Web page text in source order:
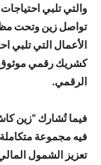
والتي تلبي
تواصل زين وتحت
الأعمال التي تلبي
كشريك رقمي موثوق
الرقمي.
فيما تُشارك “زين
فيه مجموعة
تعزيز الشمول